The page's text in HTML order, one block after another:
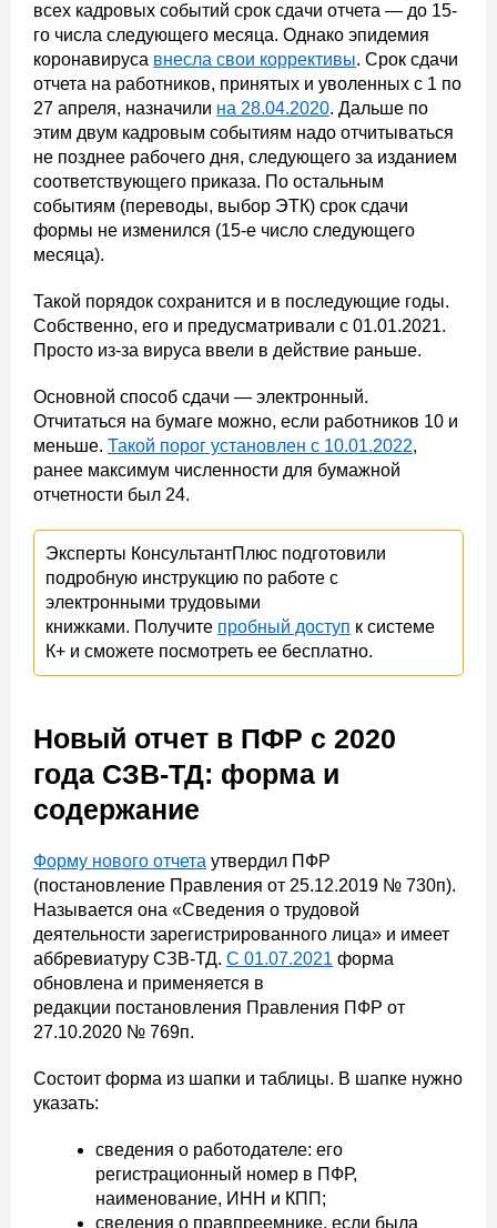
всех кадровых событий срок сдачи отчета — до 15-
го числа следующего месяца. Однако эпидемия
коронавируса внесла свои коррективы. Срок сдачи
отчета на работников, принятых и уволенных с 1 по
27 апреля, назначили на 28.04.2020. Дальше по
этим двум кадровым событиям надо отчитываться
не позднее рабочего дня, следующего за изданием
соответствующего приказа. По остальным
событиям (переводы, выбор ЭТК) срок сдачи
формы не изменился (15-е число следующего
месяца).
Такой порядок сохранится и в последующие годы.
Собственно, его и предусматривали с 01.01.2021.
Просто из-за вируса ввели в действие раньше.
Основной способ сдачи — электронный.
Отчитаться на бумаге можно, если работников 10 и
меньше. Такой порог установлен с 10.01.2022,
ранее максимум численности для бумажной
отчетности был 24.
Эксперты КонсультантПлюс подготовили
подробную инструкцию по работе с
электронными трудовыми
книжками. Получите пробный доступ к системе
К+ и сможете посмотреть ее бесплатно.
Новый отчет в ПФР с 2020
года СЗВ-ТД: форма и
содержание
Форму нового отчета утвердил ПФР
(постановление Правления от 25.12.2019 № 730п).
Называется она «Сведения о трудовой
деятельности зарегистрированного лица» и имеет
аббревиатуру СЗВ-ТД. С 01.07.2021 форма
обновлена и применяется в
редакции постановления Правления ПФР от
27.10.2020 № 769п.
Состоит форма из шапки и таблицы. В шапке нужно
указать:
сведения о работодателе: его
регистрационный номер в ПФР,
наименование, ИНН и КПП;
сведения о правпреемнике, если была